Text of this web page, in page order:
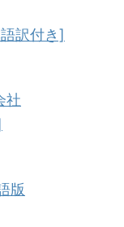
訳付き]
社
版